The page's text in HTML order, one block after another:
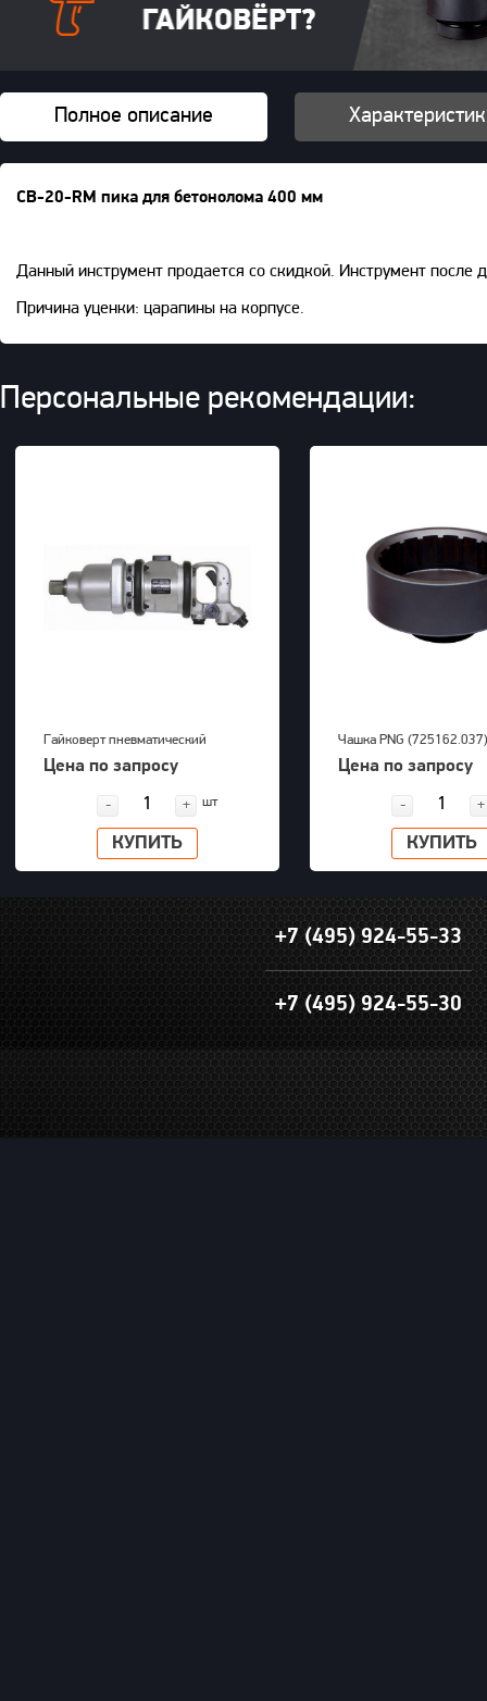
Полное описание
CB-20-RM пика для бетонолома 400 мм
Данный инструмент продается со скидкой. Инструмент после
Причина уценки: царапины на корпусе.
Персональные рекомендации:
Гайковерт пневматический
KAWASAKI KPT-55SA
Цена по запросу
- + шт
КУПИТЬ
Чашка PNG (725162.037)
Цена по запросу
- +
КУПИТЬ
+7 (495) 924-55-33
+7 (495) 924-55-30